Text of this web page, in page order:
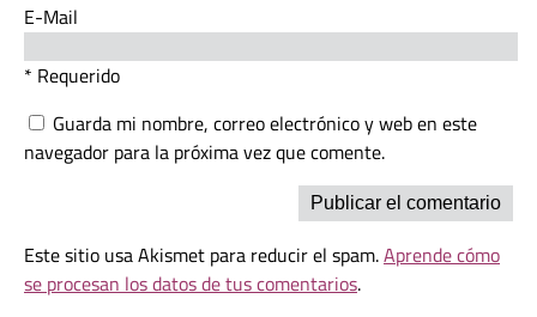
E-Mail
* Requerido
Guarda mi nombre, correo electrónico y web en este
navegador para la próxima vez que comente.
Este sitio usa Akismet para reducir el spam.Aprende cómo
se procesan los datos de tus comentarios.